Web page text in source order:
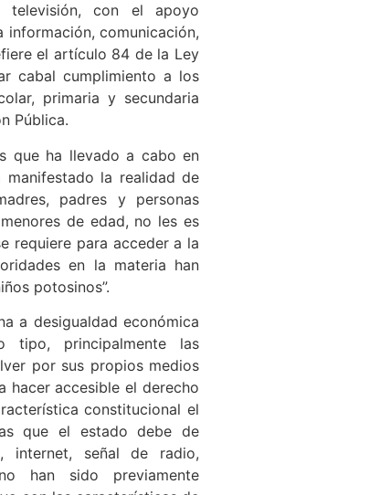
televisión, con el apoyo
comunicación,
el artículo 84 de la Ley
cabal cumplimiento a los
primaria y secundaria
Pública.
que ha llevado a cabo en
manifestado la realidad de
padres y personas
de edad, no les es
requiere para acceder a la
en la materia han
potosinos”.
a desigualdad económica
principalmente las
por sus propios medios
hacer accesible el derecho
constitucional el
que el estado debe de
internet, señal de radio,
han sido previamente